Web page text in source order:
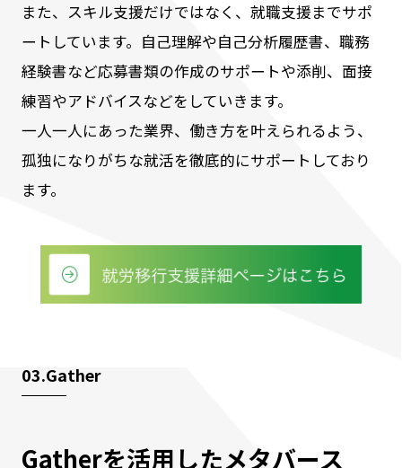
また、スキル支援だけではなく、就職支援までサポ
ートしています。自己理解や自己分析履歴書、職務
経験書など応募書類の作成のサポートや添削、面接
練習やアドバイスなどをしていきます。
一人一人にあった業界、働き方を叶えられるよう、
孤独になりがちな就活を徹底的にサポートしており
ます。
03.Gather
Gatherを活用したメタバース